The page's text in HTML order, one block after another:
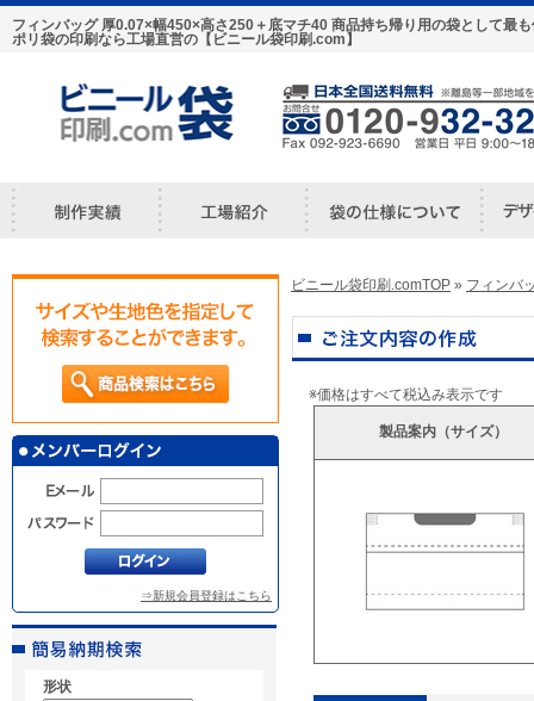
フィンバッグ 厚0.07×幅450×高さ250＋底マチ40 商品持ち帰り用の袋として最
ポリ袋の印刷なら工場直営の【ビニール袋印刷.com】
⇒新規会員登録はこちら
形状
ビニール袋印刷.comTOP » フィンバ
※価格はすべて税込み表示です
製品案内（サイズ）